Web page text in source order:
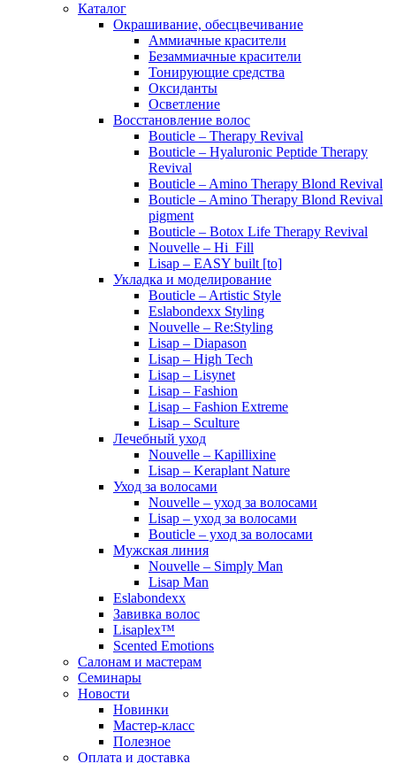
Каталог
Окрашивание, обесцвечивание
Аммиачные красители
Безаммиачные красители
Тонирующие средства
Оксиданты
Осветление
Восстановление волос
Bouticle – Therapy Revival
Bouticle – Hyaluronic Peptide Therapy
Revival
Bouticle – Amino Therapy Blond Revival
Bouticle – Amino Therapy Blond Revival
pigment
Bouticle – Botox Life Therapy Revival
Nouvelle – Hi_Fill
Lisap – EASY built [to]
Укладка и моделирование
Bouticle – Artistic Style
Eslabondexx Styling
Nouvelle – Re:Styling
Lisap – Diapason
Lisap – High Tech
Lisap – Lisynet
Lisap – Fashion
Lisap – Fashion Extreme
Lisap – Sculture
Лечебный уход
Nouvelle – Kapillixine
Lisap – Keraplant Nature
Уход за волосами
Nouvelle – уход за волосами
Lisap – уход за волосами
Bouticle – уход за волосами
Мужская линия
Nouvelle – Simply Man
Lisap Man
Eslabondexx
Завивка волос
Lisaplex™
Scented Emotions
Салонам и мастерам
Семинары
Новости
Новинки
Мастер-класс
Полезное
Оплата и доставка